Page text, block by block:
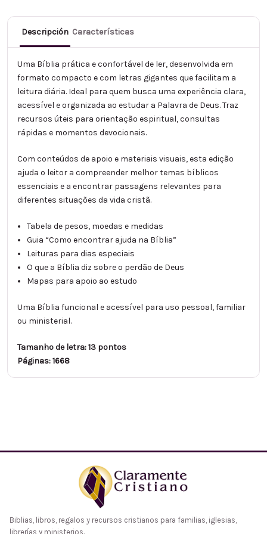
Descripción Características
Uma Bíblia prática e confortável de ler, desenvolvida em
formato compacto e com letras gigantes que facilitam a
leitura diária. Ideal para quem busca uma experiência clara,
acessível e organizada ao estudar a Palavra de Deus. Traz
recursos úteis para orientação espiritual, consultas
rápidas e momentos devocionais.
Com conteúdos de apoio e materiais visuais, esta edição
ajuda o leitor a compreender melhor temas bíblicos
essenciais e a encontrar passagens relevantes para
diferentes situações da vida cristã.
Tabela de pesos, moedas e medidas
Guia “Como encontrar ajuda na Bíblia”
Leituras para dias especiais
O que a Bíblia diz sobre o perdão de Deus
Mapas para apoio ao estudo
Uma Bíblia funcional e acessível para uso pessoal, familiar
ou ministerial.
Tamanho de letra: 13 pontos
Páginas: 1668
Biblias, libros, regalos y recursos cristianos para familias, iglesias,
librerías y ministerios.